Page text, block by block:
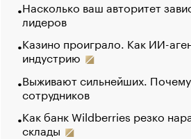
Насколько ваш авторитет
лидеров
Казино проиграло. Как ИИ-
индустрию
Выживают сильнейших.
сотрудников
Как банк Wildberries резко
склады